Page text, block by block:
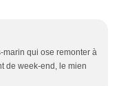
marin qui ose remonter à
de week-end, le mien